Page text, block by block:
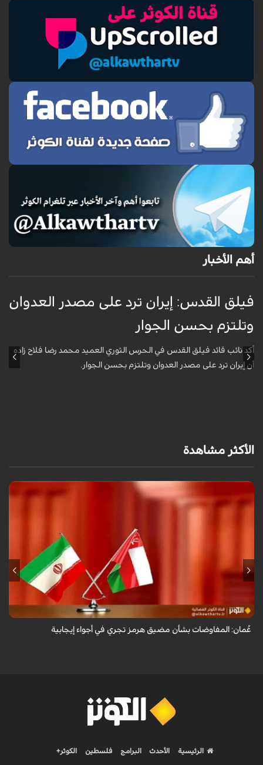
أهم الأخبار
فيلق القدس: إيران ترد على مصدر العدوان
وتلتزم بحسن الجوار
أكد نائب قائد فيلق القدس في الحرس الثوري العميد محمد رضا فلاح زاده
أن إيران ترد على مصدر العدوان وتلتزم بحسن الجوار.
الأكثر مشاهدة
أعلنت وزارة الخارجية العُمانية أن المفاوضات الجارية بشأن مضيق هرمز تجري
عُمان: المفاوضات بشأن مضيق هرمز تجري في أجواء إيجابية
الرئيسية الأحدث البرامج فلسطين الكوثر+